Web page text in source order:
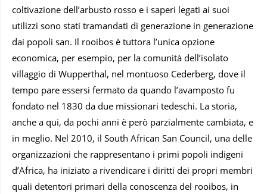
coltivazione dell’arbusto rosso e i saperi legati ai suoi
utilizzi sono stati tramandati di generazione in generazione
dai popoli san. Il rooibos è tuttora l’unica opzione
economica, per esempio, per la comunità dell’isolato
villaggio di Wupperthal, nel montuoso Cederberg, dove il
tempo pare essersi fermato da quando l’avamposto fu
fondato nel 1830 da due missionari tedeschi. La storia,
anche a qui, da pochi anni è però parzialmente cambiata, e
in meglio. Nel 2010, il South African San Council, una delle
organizzazioni che rappresentano i primi popoli indigeni
d’Africa, ha iniziato a rivendicare i diritti dei propri membri
quali detentori primari della conoscenza del rooibos, in